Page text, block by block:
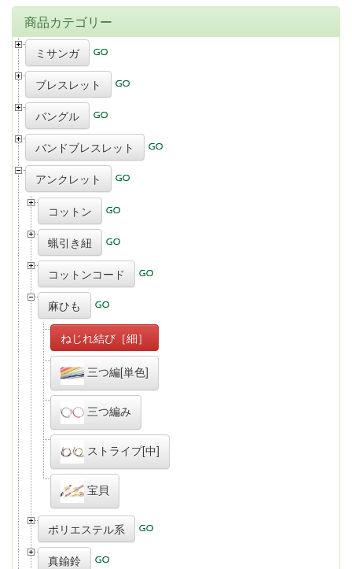
商品カテゴリー
ミサンガ
ブレスレット
バングル
バンドブレスレット
アンクレット
コットン
蝋引き紐
コットンコード
麻ひも
ねじれ結び［細］
三つ編[単色]
三つ編み
ストライプ[中]
宝貝
ポリエステル系
真鍮鈴